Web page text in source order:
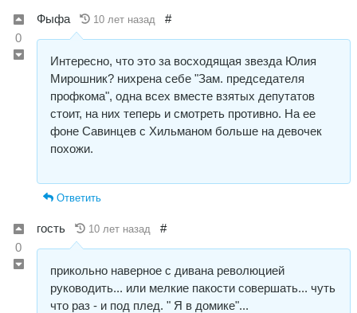
0
Фыфа 10 лет назад #
Интересно, что это за восходящая звезда Юлия
Мирошник? нихрена себе "Зам. председателя
профкома", одна всех вместе взятых депутатов
стоит, на них теперь и смотреть противно. На ее
фоне Савинцев с Хильманом больше на девочек
похожи.
Ответить
0
гость 10 лет назад #
прикольно наверное с дивана революцией
руководить... или мелкие пакости совершать... чуть
что раз - и под плед. " Я в домике"...